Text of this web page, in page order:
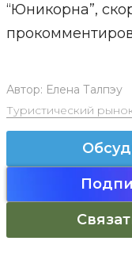
“Юникорна”,
Автор: Елена Талпэу
Туристический